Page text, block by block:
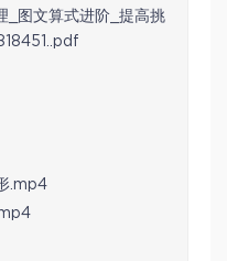
_图文算式进阶_提高挑
.mp4